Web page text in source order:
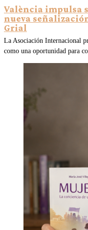
València impulsa
nueva
Grial
La Asociación Internacional
como una oportunidad para